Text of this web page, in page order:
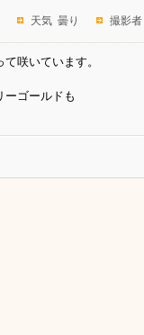
天気 曇り 撮影
咲いています。
ーゴールドも